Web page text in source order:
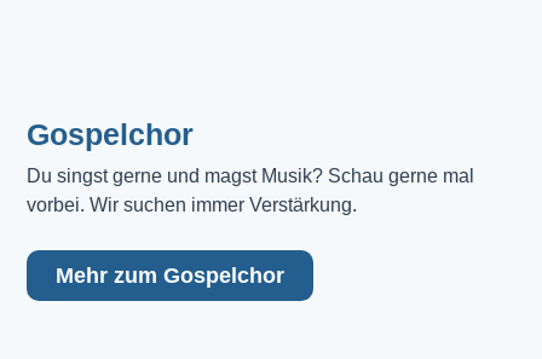
Gospelchor
Du singst gerne und magst Musik? Schau gerne mal
vorbei. Wir suchen immer Verstärkung.
Mehr zum Gospelchor